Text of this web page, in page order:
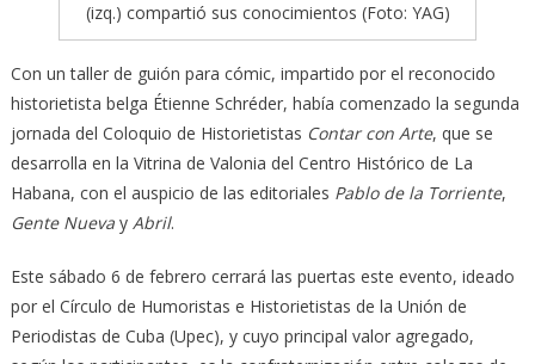
(izq.) compartió sus conocimientos (Foto: YAG)
Con un taller de guión para cómic, impartido por el reconocido
historietista belga Étienne Schréder, había comenzado la segunda
jornada del Coloquio de Historietistas Contar con Arte, que se
desarrolla en la Vitrina de Valonia del Centro Histórico de La
Habana, con el auspicio de las editoriales Pablo de la Torriente,
Gente Nuevay Abril.
Este sábado 6 de febrero cerrará las puertas este evento, ideado
por el Círculo de Humoristas e Historietistas de la Unión de
Periodistas de Cuba (Upec), y cuyo principal valor agregado,